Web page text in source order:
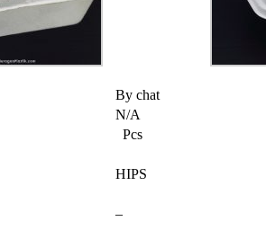
By chat
N/A
Pcs
HIPS
–